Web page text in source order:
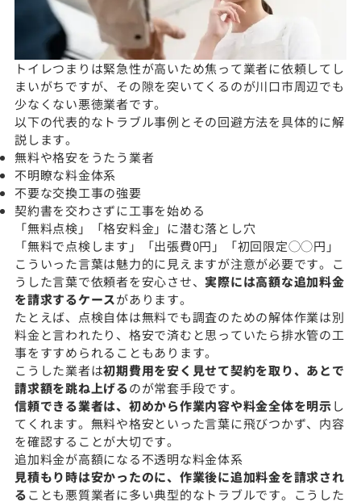
トイレつまりは緊急性が高いため焦って業者に依頼してし
まいがちですが、その隙を突いてくるのが川口市周辺でも
少なくない悪徳業者です。
以下の代表的なトラブル事例とその回避方法を具体的に解
説します。
無料や格安をうたう業者
不明瞭な料金体系
不要な交換工事の強要
契約書を交わさずに工事を始める
「無料点検」「格安料金」に潜む落とし穴
「無料で点検します」「出張費0円」「初回限定◯◯円」
こういった言葉は魅力的に見えますが注意が必要です。こ
うした言葉で依頼者を安心させ、 実際には高額な追加料金
を請求するケースがあります。
たとえば、点検自体は無料でも調査のための解体作業は別
料金と言われたり、格安で済むと思っていたら排水管の工
事をすすめられることもあります。
こうした業者は初期費用を安く見せて契約を取り、あとで
請求額を跳ね上げるのが常套手段です。
信頼できる業者は、初めから作業内容や料金全体を明示し
てくれます。無料や格安といった言葉に飛びつかず、内容
を確認することが大切です。
追加料金が高額になる不透明な料金体系
見積もり時は安かったのに、作業後に追加料金を請求され
ることも悪質業者に多い典型的なトラブルです。こうした